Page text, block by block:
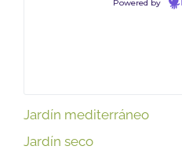
Powered by
Jardín mediterráneo
Jardín seco